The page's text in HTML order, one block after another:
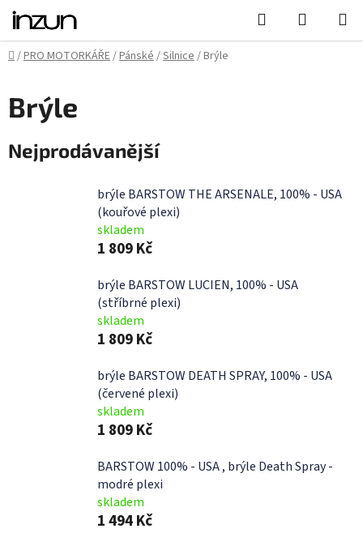
Přejít
obsah
Hledat
KOŠÍK
Domů
/PRO MOTORKÁŘE/Pánské/Silnice/Brýle
Brýle
Nejprodávanější
brýle BARSTOW THE ARSENALE, 100% - USA
(kouřové plexi)
skladem
1 809 Kč
brýle BARSTOW LUCIEN, 100% - USA
(stříbrné plexi)
skladem
1 809 Kč
brýle BARSTOW DEATH SPRAY, 100% - USA
(červené plexi)
skladem
1 809 Kč
BARSTOW 100% - USA , brýle Death Spray -
modré plexi
skladem
1 494 Kč